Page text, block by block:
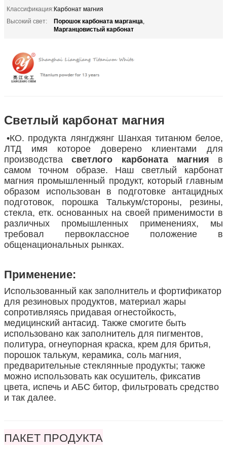
Классификация:Карбонат магния
Высокий свет:
Порошок карбоната марганца,
Марганцовистый карбонат
Светлый карбонат магния
•КО. продукта лянгджянг Шанхая титанюм белое,
ЛТД имя которое доверено клиентами для
производствасветлого карбоната магния в
самом точном образе. Наш светлый карбонат
магния промышленный продукт, который главным
образом использован в подготовке антацидных
подготовок, порошка Талькум/стороны, резины,
стекла, етк. основанных на своей применимости в
различных промышленных применениях, мы
требовал первоклассное положение в
общенациональных рынках.
Применение:
Использованный как заполнитель и фортификатор
для резиновых продуктов, материал жары
сопротивляясь придавая огнестойкость,
медицинский антасид. Также смогите быть
использовано как заполнитель для пигментов,
политура, огнеупорная краска, крем для бритья,
порошок талькум, керамика, соль магния,
предварительные стеклянные продукты; также
можно использовать как осушитель, фиксатив
цвета, испечь и АБС битор, фильтровать средство
и так далее.
ПАКЕТ ПРОДУКТА